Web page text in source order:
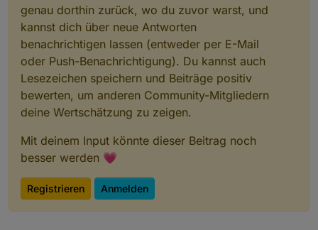
genau dorthin zurück, wo du zuvor warst, und
kannst dich über neue Antworten
benachrichtigen lassen (entweder per E-Mail
oder Push-Benachrichtigung). Du kannst auch
Lesezeichen speichern und Beiträge positiv
bewerten, um anderen Community-Mitgliedern
deine Wertschätzung zu zeigen.
Mit deinem Input könnte dieser Beitrag noch
besser werden 💗
Registrieren Anmelden